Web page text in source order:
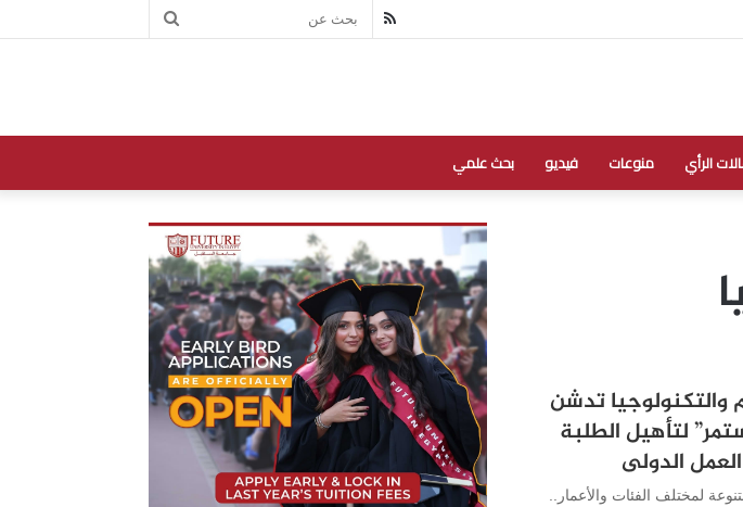
بحث RSS
الرأي منوعات فيديو بحث علمي
والتكنولوجيا تدشن
لتأهيل الطلبة
الدولى
لمختلف الفئات والأعمار..